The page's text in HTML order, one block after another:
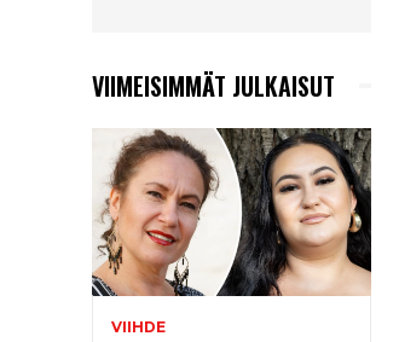
VIIMEISIMMÄT JULKAISUT
VIIHDE